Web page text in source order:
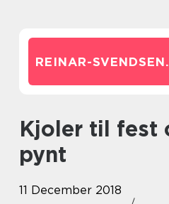
REINAR-SVENDSEN.
Kjoler til fest og egen-
pynt
11 December 2018